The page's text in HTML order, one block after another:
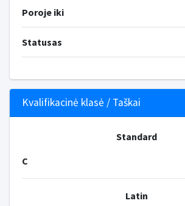
Poroje iki
Statusas
Kvalifikacinė klasė / Taškai
Standard
C
Latin